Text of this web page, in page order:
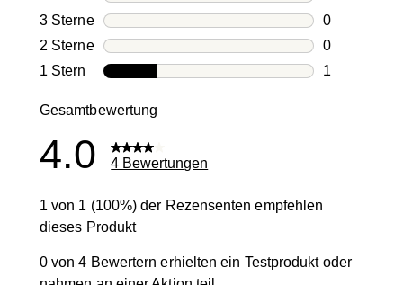
0
3 SterneSterne
0
0
2 SterneSterne
0
0
1 Stern Sterne
1
Gesamtbewertung
4.0 4 Bewertungen
1 von 1 (100%) der Rezensenten empfehlen
dieses Produkt
0 von 4 Bewertern erhielten ein Testprodukt oder